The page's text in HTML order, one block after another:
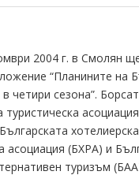
2004 г. в Смолян
“Планините на
четири сезона”.
туристическа
асоциация (БХРА) и
туризъм